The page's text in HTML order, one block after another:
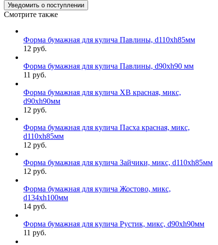
Уведомить о поступлении
Смотрите также
Форма бумажная для кулича Павлины, d110xh85мм
12 руб.
Форма бумажная для кулича Павлины, d90xh90 мм
11 руб.
Форма бумажная для кулича ХВ красная, микс,
d90хh90мм
12 руб.
Форма бумажная для кулича Пасха красная, микс,
d110хh85мм
12 руб.
Форма бумажная для кулича Зайчики, микс, d110хh85мм
12 руб.
Форма бумажная для кулича Жостово, микс,
d134хh100мм
14 руб.
Форма бумажная для кулича Рустик, микс, d90хh90мм
11 руб.